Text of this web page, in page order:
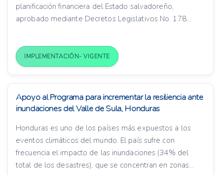
planificación financiera del Estado salvadoreño,
aprobado mediante Decretos Legislativos No. 178...
IMPLEMENTACIÓN- VIGENTE
Apoyo al Programa para incrementar la resiliencia ante
inundaciones del Valle de Sula, Honduras
Honduras es uno de los países más expuestos a los
eventos climáticos del mundo. El país sufre con
frecuencia el impacto de las inundaciones (34% del
total de los desastres), que se concentran en zonas...